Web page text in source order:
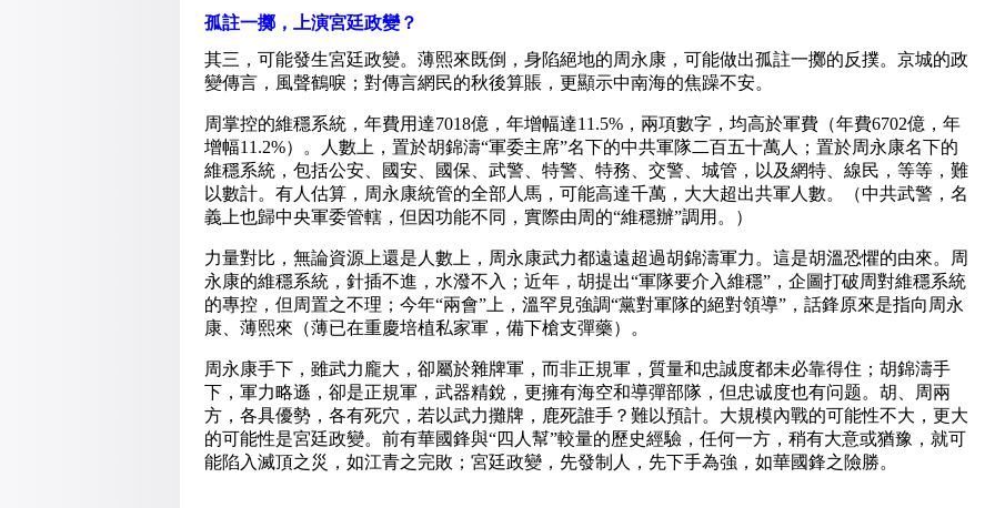
孤註一擲，上演宮廷政變？
其三，可能發生宮廷政變。薄熙來既倒，身陷絕地的周永康，可能做出孤註一擲的反撲。京城的政
變傳言，風聲鶴唳；對傳言網民的秋後算賬，更顯示中南海的焦躁不安。
周掌控的維穩系統，年費用達7018億，年增幅達11.5%，兩項數字，均高於軍費（年費6702億，年
增幅11.2%）。人數上，置於胡錦濤“軍委主席”名下的中共軍隊二百五十萬人；置於周永康名下的
維穩系統，包括公安、國安、國保、武警、特警、特務、交警、城管，以及網特、線民，等等，難
以數計。有人估算，周永康統管的全部人馬，可能高達千萬，大大超出共軍人數。（中共武警，名
義上也歸中央軍委管轄，但因功能不同，實際由周的“維穩辦”調用。）
力量對比，無論資源上還是人數上，周永康武力都遠遠超過胡錦濤軍力。這是胡溫恐懼的由來。周
永康的維穩系統，針插不進，水潑不入；近年，胡提出“軍隊要介入維穩”，企圖打破周對維穩系統
的專控，但周置之不理；今年“兩會”上，溫罕見強調“黨對軍隊的絕對領導”，話鋒原來是指向周永
康、薄熙來（薄已在重慶培植私家軍，備下槍支彈藥）。
周永康手下，雖武力龐大，卻屬於雜牌軍，而非正規軍，質量和忠誠度都未必靠得住；胡錦濤手
下，軍力略遜，卻是正規軍，武器精銳，更擁有海空和導彈部隊，但忠诚度也有问题。胡、周兩
方，各具優勢，各有死穴，若以武力攤牌，鹿死誰手？難以預計。大規模內戰的可能性不大，更大
的可能性是宮廷政變。前有華國鋒與“四人幫”較量的歷史經驗，任何一方，稍有大意或猶豫，就可
能陷入滅頂之災，如江青之完敗；宮廷政變，先發制人，先下手為強，如華國鋒之險勝。